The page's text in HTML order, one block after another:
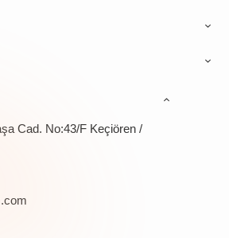
Cad. No:43/F Keçiören /